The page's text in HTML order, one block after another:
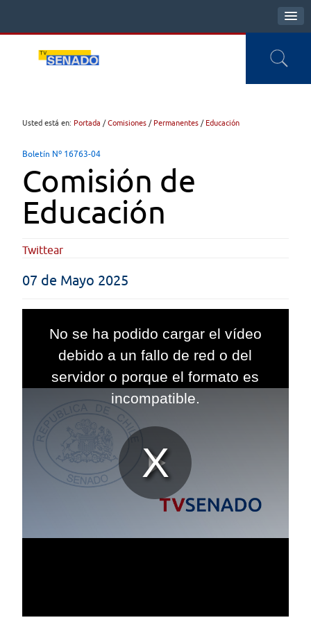
Usted está en: Portada /Comisiones / Permanentes / Educación
Boletín Nº 16763-04
Comisión de
Educación
Twittear
07 de Mayo 2025
window.
No se ha podido cargar el vídeo
debido a un fallo de red o del
servidor o porque el formato es
incompatible.